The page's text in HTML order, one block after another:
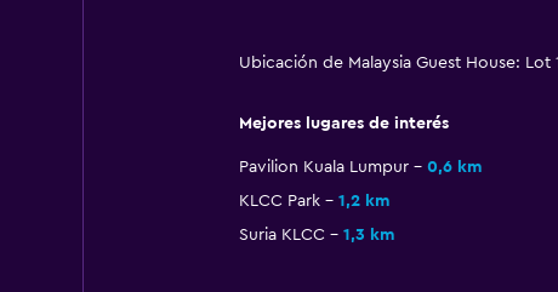
Ubicación de Malaysia Guest House: Lot
Mejores lugares de interés
Pavilion Kuala Lumpur 0,6 km
KLCC Park
1,2 km
Suria KLCC
1,3 km